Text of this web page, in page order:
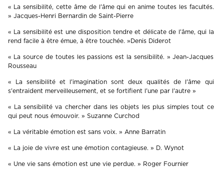
« La sensibilité, cette âme de l'âme qui en anime toutes les facultés.
» Jacques-Henri Bernardin de Saint-Pierre
« La sensibilité est une disposition tendre et délicate de l'âme, qui la
rend facile à être émue, à être touchée. »Denis Diderot
« La source de toutes les passions est la sensibilité. » Jean-Jacques
Rousseau
« La sensibilité et l'imagination sont deux qualités de l'âme qui
s'entraident merveilleusement, et se fortifient l'une par l'autre »
« La sensibilité va chercher dans les objets les plus simples tout ce
qui peut nous émouvoir. » Suzanne Curchod
« La véritable émotion est sans voix. » Anne Barratin
« La joie de vivre est une émotion contagieuse. » D. Wynot
« Une vie sans émotion est une vie perdue. » Roger Fournier